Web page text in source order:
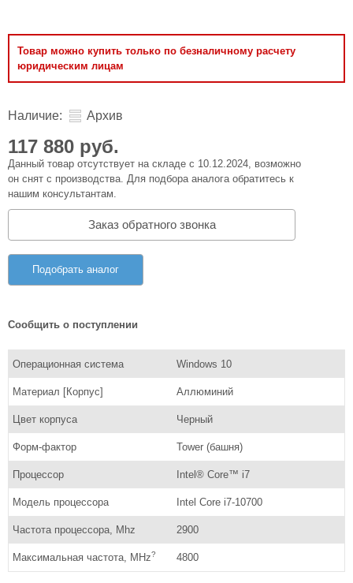
Товар можно купить только по безналичному расчету
юридическим лицам
Наличие: Архив
117 880 руб.
Данный товар отсутствует на складе с 10.12.2024, возможно
он снят с производства. Для подбора аналога обратитесь к
нашим консультантам.
Заказ обратного звонка
Подобрать аналог
Сообщить о поступлении
Операционная система Windows 10
Материал [Корпус] Аллюминий
Цвет корпуса Черный
Форм-фактор Tower (башня)
Процессор Intel® Core™ i7
Модель процессора Intel Core i7-10700
Частота процессора, Mhz 2900
Максимальная частота, MHz? 4800